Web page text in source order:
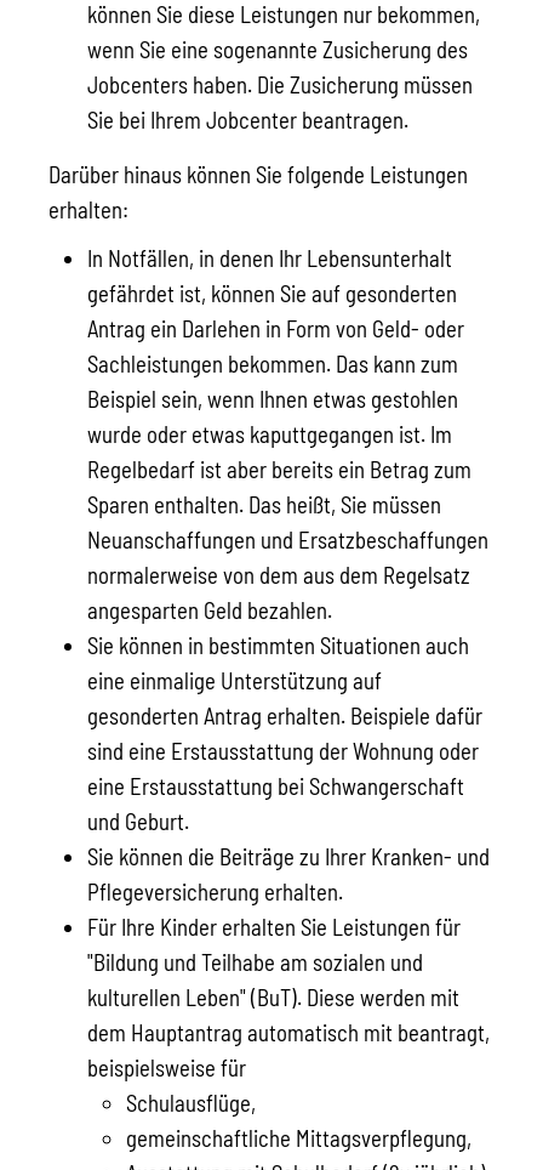
können Sie diese Leistungen nur bekommen,
wenn Sie eine sogenannte Zusicherung des
Jobcenters haben. Die Zusicherung müssen
Sie bei Ihrem Jobcenter beantragen.
Darüber hinaus können Sie folgende Leistungen
erhalten:
In Notfällen, in denen Ihr Lebensunterhalt
gefährdet ist, können Sie auf gesonderten
Antrag ein Darlehen in Form von Geld- oder
Sachleistungen bekommen. Das kann zum
Beispiel sein, wenn Ihnen etwas gestohlen
wurde oder etwas kaputtgegangen ist. Im
Regelbedarf ist aber bereits ein Betrag zum
Sparen enthalten. Das heißt, Sie müssen
Neuanschaffungen und Ersatzbeschaffungen
normalerweise von dem aus dem Regelsatz
angesparten Geld bezahlen.
Sie können in bestimmten Situationen auch
eine einmalige Unterstützung auf
gesonderten Antrag erhalten. Beispiele dafür
sind eine Erstausstattung der Wohnung oder
eine Erstausstattung bei Schwangerschaft
und Geburt.
Sie können die Beiträge zu Ihrer Kranken- und
Pflegeversicherung erhalten.
Für Ihre Kinder erhalten Sie Leistungen für
"Bildung und Teilhabe am sozialen und
kulturellen Leben" (BuT). Diese werden mit
dem Hauptantrag automatisch mit beantragt,
beispielsweise für
Schulausflüge,
gemeinschaftliche Mittagsverpflegung,